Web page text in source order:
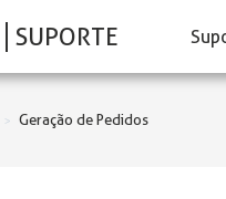
SUPORTE
Geração de Pedidos